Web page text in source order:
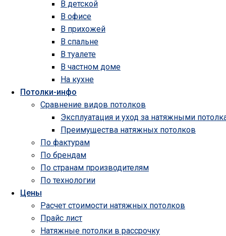
В детской
В офисе
В прихожей
В спальне
В туалете
В частном доме
На кухне
Потолки-инфо
Сравнение видов потолков
Эксплуатация и уход за натяжными
Преимущества натяжных потолков
По фактурам
По брендам
По странам производителям
По технологии
Цены
Расчет стоимости натяжных потолков
Прайс лист
Натяжные потолки в рассрочку